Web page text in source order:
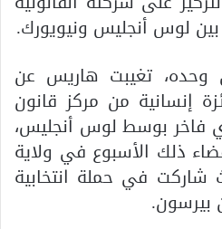
لوس أنجليس ونيويورك.
وحده، تغيبت هاريس عن
إنسانية من مركز قانون
فاخر بوسط لوس أنجليس،
ذلك الأسبوع في ولاية
في حملة انتخابية
بيرسون.